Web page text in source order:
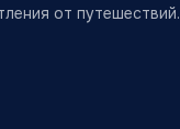
от путешествий.